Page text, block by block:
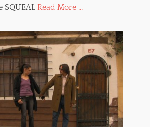
SQUEAL Read More ...